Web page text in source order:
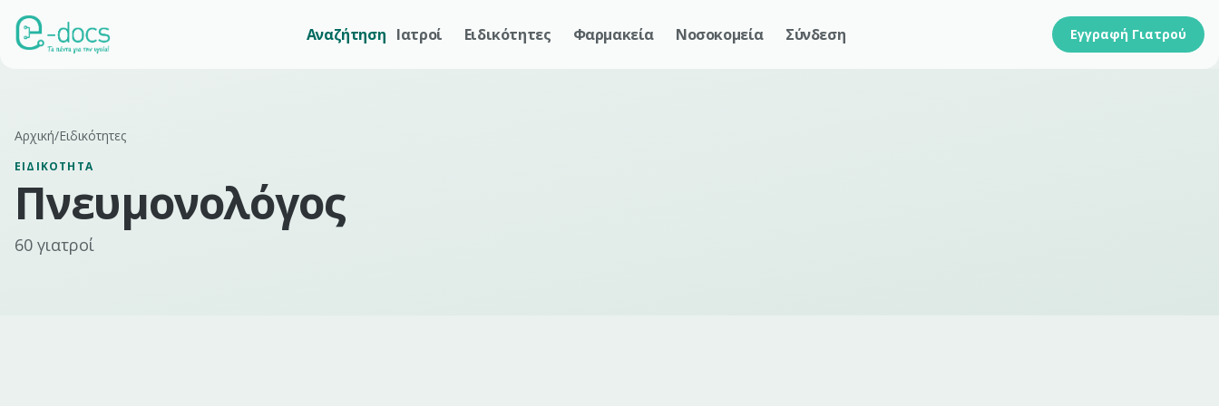
Αναζήτηση Ιατροί Ειδικότητες Φαρμακεία Νοσοκομεία Σύνδεση Εγγραφή Γιατρού
Αρχική/Ειδικότητες
ΕΙΔΙΚΌΤΗΤΑ
Πνευμονολόγος
60 γιατροί